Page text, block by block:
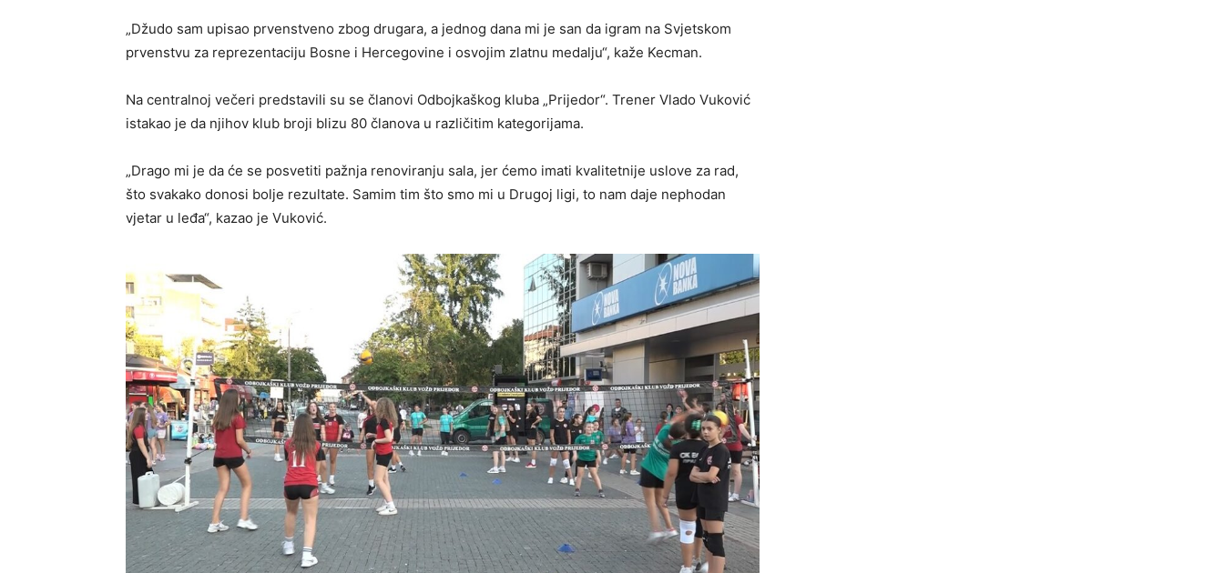
„Džudo sam upisao prvenstveno zbog drugara, a jednog dana mi je san da igram na Svjetskom
prvenstvu za reprezentaciju Bosne i Hercegovine i osvojim zlatnu medalju“, kaže Kecman.
Na centralnoj večeri predstavili su se članovi Odbojkaškog kluba „Prijedor“. Trener Vlado Vuković
istakao je da njihov klub broji blizu 80 članova u različitim kategorijama.
„Drago mi je da će se posvetiti pažnja renoviranju sala, jer ćemo imati kvalitetnije uslove za rad,
što svakako donosi bolje rezultate. Samim tim što smo mi u Drugoj ligi, to nam daje nephodan
vjetar u leđa“, kazao je Vuković.